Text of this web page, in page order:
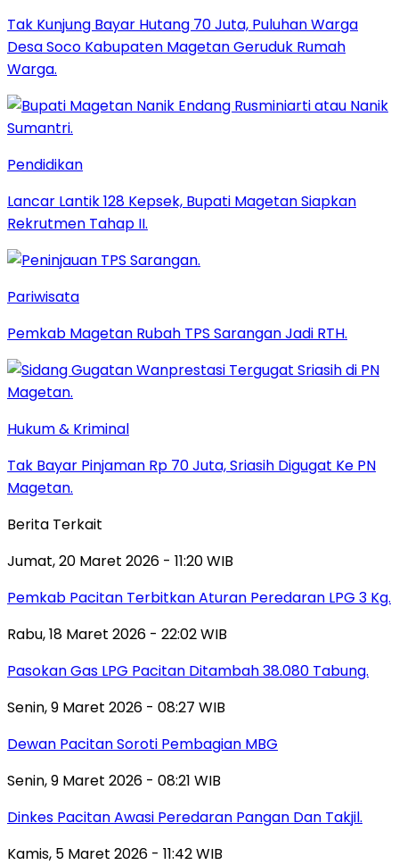
Tak Kunjung Bayar Hutang 70 Juta, Puluhan Warga
Desa Soco Kabupaten Magetan Geruduk Rumah
Warga.
Pendidikan
Lancar Lantik 128 Kepsek, Bupati Magetan Siapkan
Rekrutmen Tahap II.
Pariwisata
Pemkab Magetan Rubah TPS Sarangan Jadi RTH.
Hukum & Kriminal
Tak Bayar Pinjaman Rp 70 Juta, Sriasih Digugat Ke PN
Magetan.
Berita Terkait
Jumat, 20 Maret 2026 - 11:20 WIB
Pemkab Pacitan Terbitkan Aturan Peredaran LPG 3 Kg.
Rabu, 18 Maret 2026 - 22:02 WIB
Pasokan Gas LPG Pacitan Ditambah 38.080 Tabung.
Senin, 9 Maret 2026 - 08:27 WIB
Dewan Pacitan Soroti Pembagian MBG
Senin, 9 Maret 2026 - 08:21 WIB
Dinkes Pacitan Awasi Peredaran Pangan Dan Takjil.
Kamis, 5 Maret 2026 - 11:42 WIB